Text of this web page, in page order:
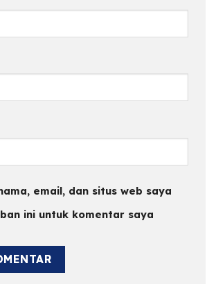
email, dan situs web saya
ini untuk komentar saya